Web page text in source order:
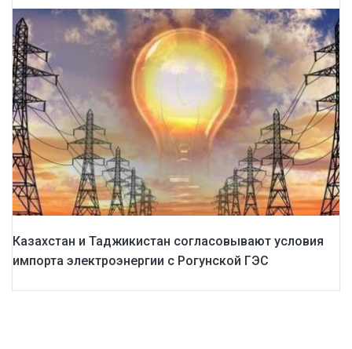
Казахстан и Таджикистан согласовывают условия
импорта электроэнергии с Рогунской ГЭС